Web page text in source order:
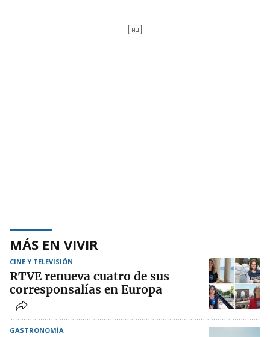
MÁS EN VIVIR
CINE Y TELEVISIÓN
RTVE renueva cuatro de sus
corresponsalías en Europa
GASTRONOMÍA